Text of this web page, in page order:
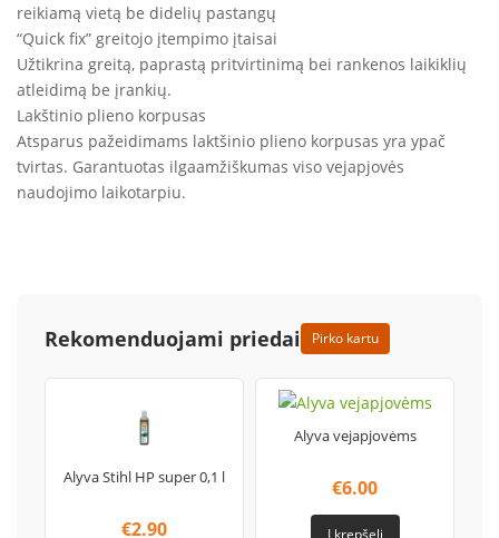
reikiamą vietą be didelių pastangų
“Quick fix” greitojo įtempimo įtaisai
Užtikrina greitą, paprastą pritvirtinimą bei rankenos laikiklių
atleidimą be įrankių.
Lakštinio plieno korpusas
Atsparus pažeidimams laktšinio plieno korpusas yra ypač
tvirtas. Garantuotas ilgaamžiškumas viso vejapjovės
naudojimo laikotarpiu.
Rekomenduojami priedai Pirko kartu
Alyva Stihl HP super 0,1 l
€2.90
Alyva vejapjovėms
€6.00
Į krepšelį